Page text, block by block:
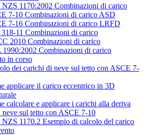
1170:2002 Combinazioni di carico
7-10 Combinazioni di carico ASD
7-16 Combinazioni di carico LRFD
11 Combinazioni di carico
2010 Combinazioni di carico
1990:2002 Combinazioni di carico
in corso
dei carichi di neve sul tetto con ASCE 7-
applicare il carico eccentrico in 3D
calcolare e applicare i carichi alla deriva
neve sul tetto con ASCE 7-10
1170.2 Esempio di calcolo del carico